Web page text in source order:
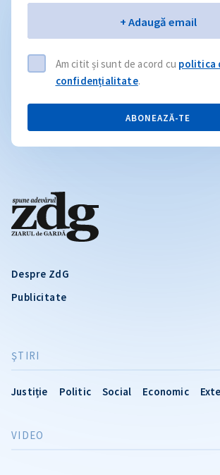
Despre ZdG
Publicitate
ŞTIRI
Justiție Politic Social Economic
VIDEO
+ Adaugă email
Am citit și sunt de acord cu politica
confidențialitate.
ABONEAZĂ-TE